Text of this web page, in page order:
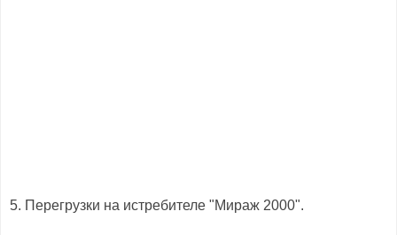
5. Перегрузки на истребителе "Мираж 2000".